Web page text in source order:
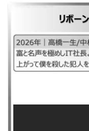
横田真悠｜ドラマ/S1 ｜富